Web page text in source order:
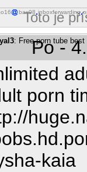
bax98 inboxforwarding
Toto je
: Free porn tube
Po -
porn
kaia